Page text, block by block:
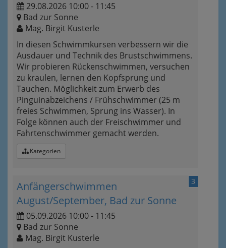
29.08.2026 10:00 - 11:45
Bad zur Sonne
Mag. Birgit Kusterle
In diesen Schwimmkursen verbessern wir die
Ausdauer und Technik des Brustschwimmens.
Wir probieren Rückenschwimmen, versuchen
zu kraulen, lernen den Kopfsprung und
Tauchen. Möglichkeit zum Erwerb des
Pinguinabzeichens / Frühschwimmer (25 m
freies Schwimmen, Sprung ins Wasser). In
Folge können auch der Freischwimmer und
Fahrtenschwimmer gemacht werden.
Kategorien
3
Anfängerschwimmen
August/September, Bad zur Sonne
05.09.2026 10:00 - 11:45
Bad zur Sonne
Mag. Birgit Kusterle